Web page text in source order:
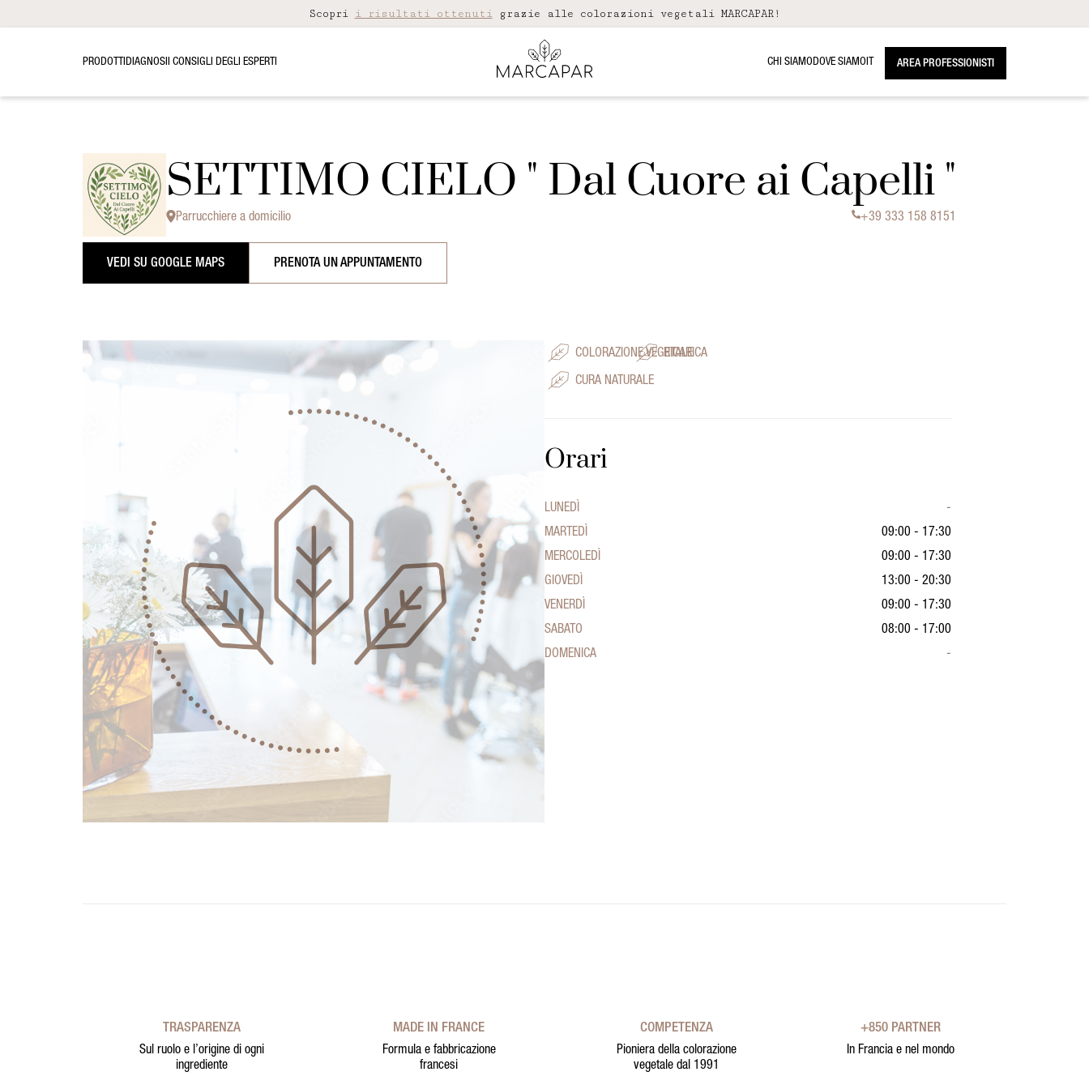
Scopri i risultati ottenutigrazie alle colorazioni vegetali MARCAPAR!
PRODOTTIDIAGNOSII CONSIGLI DEGLI ESPERTI CHI SIAMODOVE SIAMOIT AREA PROFESSIONISTI
SETTIMO CIELO " Dal Cuore ai Capelli "
Parrucchiere a domicilio +39 333 158 8151
VEDI SU GOOGLE MAPS PRENOTA UN APPUNTAMENTO
COLORAZIONE VEGETALE
RICARICA
CURA NATURALE
Orari
LUNEDÌ
-
MARTEDÌ
09:00 - 17:30
MERCOLEDÌ
09:00 - 17:30
GIOVEDÌ
13:00 - 20:30
VENERDÌ
09:00 - 17:30
SABATO
08:00 - 17:00
DOMENICA
-
TRASPARENZA
Sul ruolo e l’origine di ogni
ingrediente
MADE IN FRANCE
Formula e fabbricazione
francesi
COMPETENZA
Pioniera della colorazione
vegetale dal 1991
+850 PARTNER
In Francia e nel mondo